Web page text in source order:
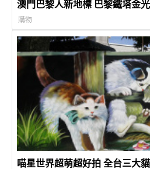
澳門巴黎人新地標 巴黎鐵塔金
購物
喵星世界超萌超好拍 全台三大